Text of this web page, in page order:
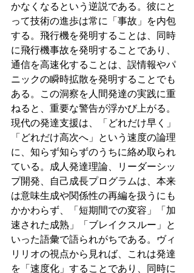
かなくなるという逆説である。彼にと
って技術の進歩は常に「事故」を内包
する。飛行機を発明することは、同時
に飛行機事故を発明することであり、
通信を高速化することは、誤情報やパ
ニックの瞬時拡散を発明することでも
ある。この洞察を人間発達の実践に重
ねると、重要な警告が浮かび上がる。
現代の発達支援は、「どれだけ早く」
「どれだけ高次へ」という速度の論理
に、知らず知らずのうちに絡め取られ
ている。成人発達理論、リーダーシッ
プ開発、自己成長プログラムは、本来
は意味生成や関係性の再編を扱うにも
かかわらず、「短期間での変容」「加
速された成熟」「ブレイクスルー」と
いった語彙で語られがちである。ヴィ
リリオの視点から見れば、これは発達
を「速度化」することであり、同時に